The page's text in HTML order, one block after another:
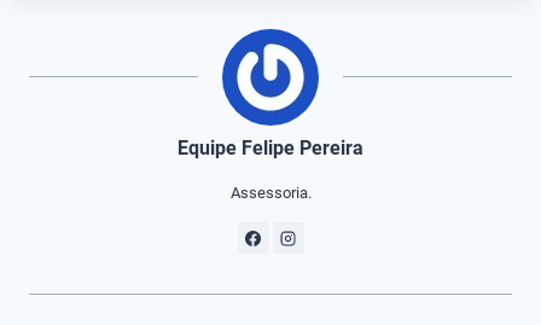
Equipe Felipe Pereira
Assessoria.